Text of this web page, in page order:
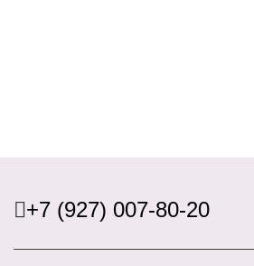
+7 (927) 007-80-20